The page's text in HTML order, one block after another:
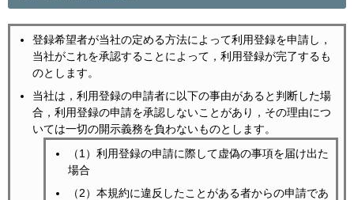
登録希望者が当社の定める方法によって利用登録を申請し，
当社がこれを承認することによって，利用登録が完了するも
のとします。
当社は，利用登録の申請者に以下の事由があると判断した場
合，利用登録の申請を承認しないことがあり，その理由につ
いては一切の開示義務を負わないものとします。
（1）利用登録の申請に際して虚偽の事項を届け出た
場合
（2）本規約に違反したことがある者からの申請であ